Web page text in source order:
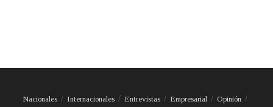
Nacionales Internacionales Entrevistas Empresarial Opinión